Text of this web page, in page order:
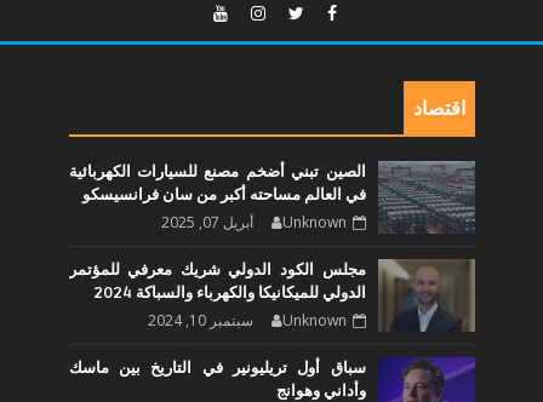
اقتصاد
الصين تبني أضخم مصنع للسيارات الكهربائية
في العالم مساحته أكبر من سان فرانسيسكو
Unknown أبريل 07, 2025
مجلس الكود الدولي شريك معرفي للمؤتمر
الدولي للميكانيكا والكهرباء والسباكة 2024
Unknown سبتمبر 10, 2024
سباق أول تريليونير في التاريخ بين ماسك
وأداني وهوانج